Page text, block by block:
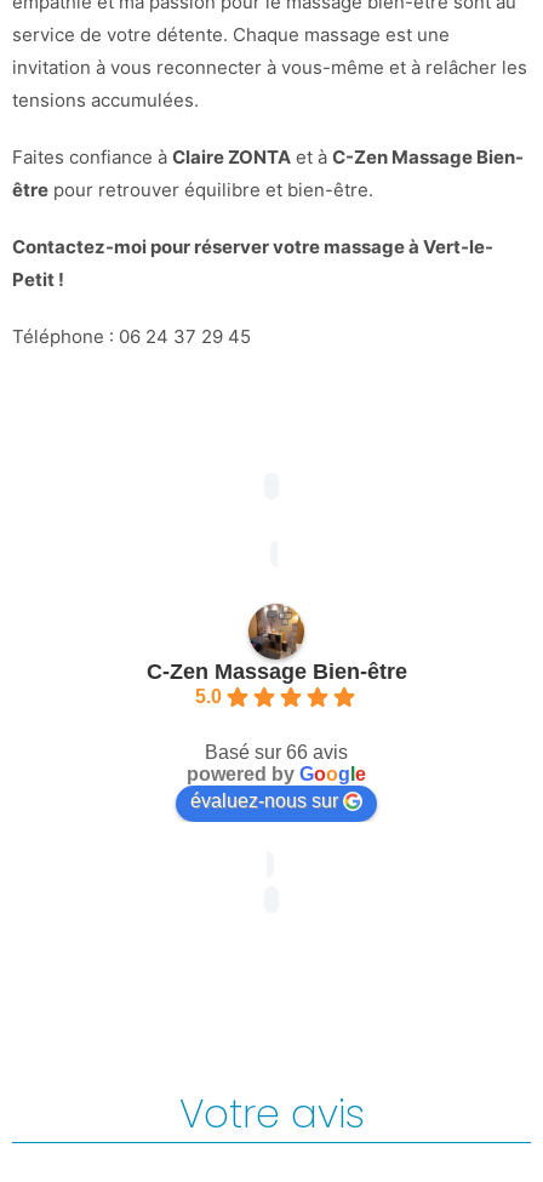
service de votre détente. Chaque massage est une
invitation à vous reconnecter à vous-même et à relâcher les
tensions accumulées.
Faites confiance à Claire ZONTA et à C-Zen Massage Bien-
être pour retrouver équilibre et bien-être.
Contactez-moi pour réserver votre massage à Vert-le-
Petit !
Téléphone : 06 24 37 29 45
C-Zen Massage Bien-être
5.0
Basé sur 66 avis
powered by Goog e
évaluez-nous sur
Votre avis